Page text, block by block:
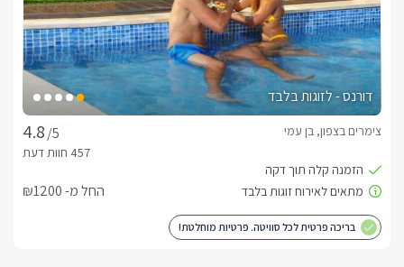
דורנס - לזוגות בלבד
/5
צימרים בצפון, בן עמי
החל מ- ₪1200
בריכה פרטית לכל סוויטה. פרטיות מוחלטת!